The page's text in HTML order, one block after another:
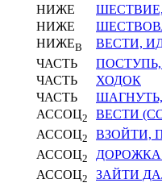
НИЖЕ
НИЖЕ
НИЖЕВ
ВЕСТИ,
ЧАСТЬ
ЧАСТЬ
ХОДОК
ЧАСТЬ
АССОЦ2
ВЕСТИ
АССОЦ2
ВЗОЙТИ,
АССОЦ2
ДОРОЖКА
АССОЦ2
ЗАЙТИ